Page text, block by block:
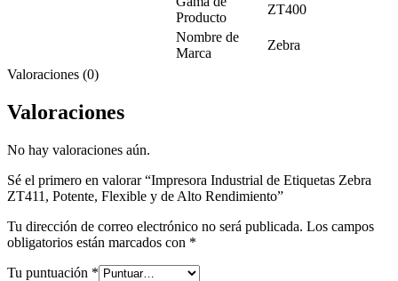
Producto
ZT400
Nombre de
Marca
Zebra
Valoraciones (0)
Valoraciones
No hay valoraciones aún.
Sé el primero en valorar “Impresora Industrial de Etiquetas Zebra
ZT411, Potente, Flexible y de Alto Rendimiento”
Tu dirección de correo electrónico no será publicada. Los campos
obligatorios están marcados con *
Tu puntuación *